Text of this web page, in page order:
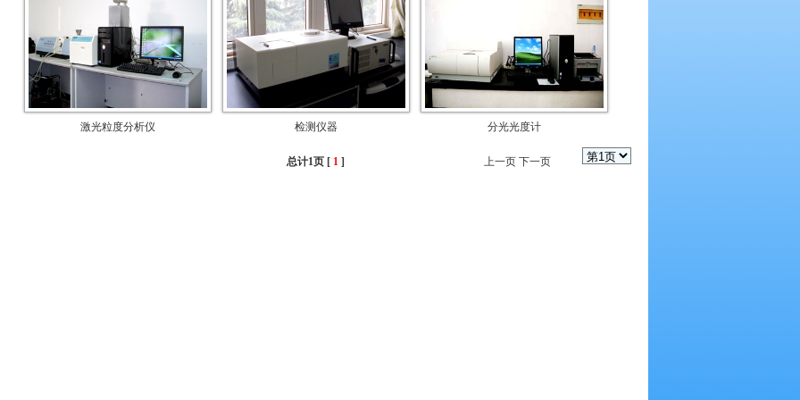
激光粒度分析仪 检测仪器 分光光度计
总计1页 [ 1 ] 上一页 下一页